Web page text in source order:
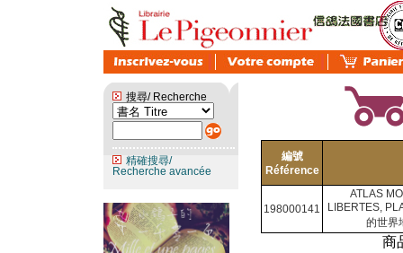
搜尋/ Recherche
精確搜尋/
Recherche avancée
編號
Référence
198000141
ATLAS
LIBERTES,
的世界
商